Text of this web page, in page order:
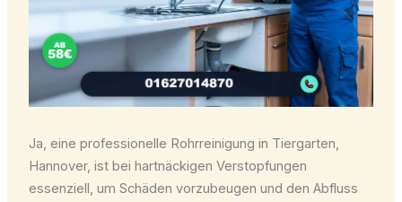
Ja, eine professionelle Rohrreinigung in Tiergarten,
Hannover, ist bei hartnäckigen Verstopfungen
essenziell, um Schäden vorzubeugen und den Abfluss